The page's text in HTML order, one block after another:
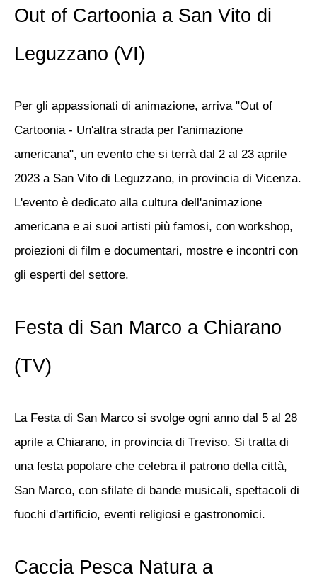
Out of Cartoonia a San Vito di
Leguzzano (VI)
Per gli appassionati di animazione, arriva "Out of
Cartoonia - Un'altra strada per l'animazione
americana", un evento che si terrà dal 2 al 23 aprile
2023 a San Vito di Leguzzano, in provincia di Vicenza.
L'evento è dedicato alla cultura dell'animazione
americana e ai suoi artisti più famosi, con workshop,
proiezioni di film e documentari, mostre e incontri con
gli esperti del settore.
Festa di San Marco a Chiarano
(TV)
La Festa di San Marco si svolge ogni anno dal 5 al 28
aprile a Chiarano, in provincia di Treviso. Si tratta di
una festa popolare che celebra il patrono della città,
San Marco, con sfilate di bande musicali, spettacoli di
fuochi d'artificio, eventi religiosi e gastronomici.
Caccia Pesca Natura a